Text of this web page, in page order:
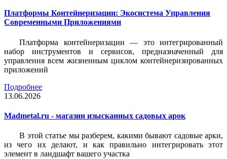
Платформы Контейнеризации: Экосистема Управления
Современными Приложениями
Платформа контейнеризации — это интегрированный
набор инструментов и сервисов, предназначенный для
управления всем жизненным циклом контейнеризированных
приложений
Подробнее
13.06.2026
Madmetal.ru - магазин изысканных садовых арок
В этой статье мы разберем, какими бывают садовые арки,
из чего их делают, и как правильно интегрировать этот
элемент в ландшафт вашего участка